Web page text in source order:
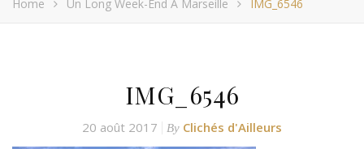
Home Un Long Week-End À Marseille IMG_6546
IMG_6546
20 août 2017 By Clichés d'Ailleurs